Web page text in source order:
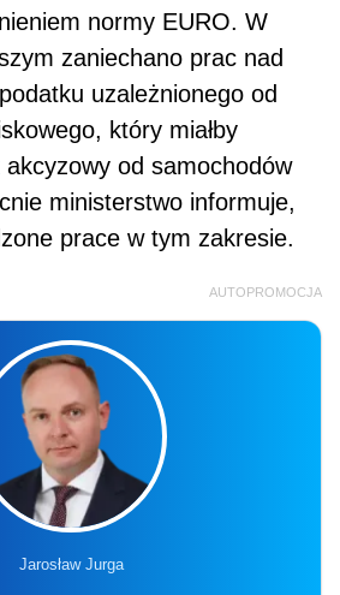
normy EURO. W
zaniechano prac nad
uzależnionego od
który miałby
akcyzowy od samochodów
ministerstwo informuje,
prace w tym zakresie.
AUTOPROMOCJA
Jarosław Jurga